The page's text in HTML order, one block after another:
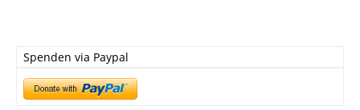
Spenden via Paypal